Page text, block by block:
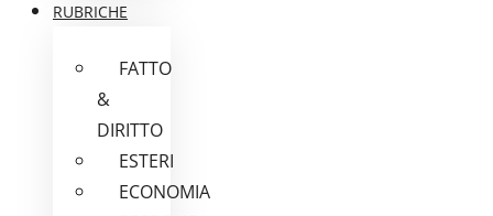
RUBRICHE
FATTO
&
DIRITTO
ESTERI
ECONOMIA